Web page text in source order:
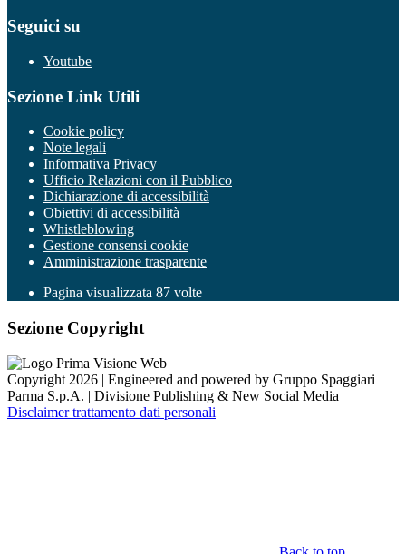
Seguici su
Youtube
Sezione Link Utili
Cookie policy
Note legali
Informativa Privacy
Ufficio Relazioni con il Pubblico
Dichiarazione di accessibilità
Obiettivi di accessibilità
Whistleblowing
Gestione consensi cookie
Amministrazione trasparente
Pagina visualizzata 87 volte
Sezione Copyright
Copyright 2026 | Engineered and powered by Gruppo Spaggiari
Parma S.p.A. | Divisione Publishing & New Social Media
Disclaimer trattamento dati personali